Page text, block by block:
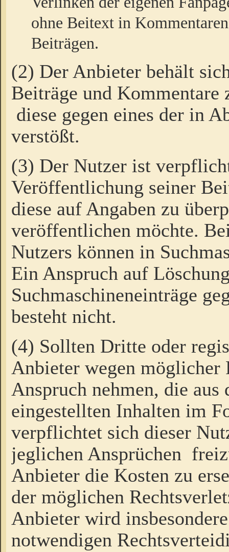
ohne Beitext in
Beiträgen.
(2) Der Anbieter behält
Beiträge und Kommentare
diese gegen eines der in
verstößt.
(3) Der Nutzer ist
Veröffentlichung seiner
diese auf Angaben zu
veröffentlichen möchte.
Nutzers können in
Ein Anspruch auf
Suchmaschineneinträge
besteht nicht.
(4) Sollten Dritte oder
Anbieter wegen möglicher
Anspruch nehmen, die
eingestellten Inhalten im
verpflichtet sich dieser
jeglichen Ansprüchen
Anbieter die Kosten zu
der möglichen
Anbieter wird
notwendigen